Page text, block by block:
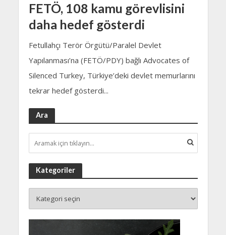
FETÖ, 108 kamu görevlisini
daha hedef gösterdi
Fetullahçı Terör Örgütü/Paralel Devlet
Yapılanması’na (FETÖ/PDY) bağlı Advocates of
Silenced Turkey, Türkiye’deki devlet memurlarını
tekrar hedef gösterdi...
Ara
Kategoriler